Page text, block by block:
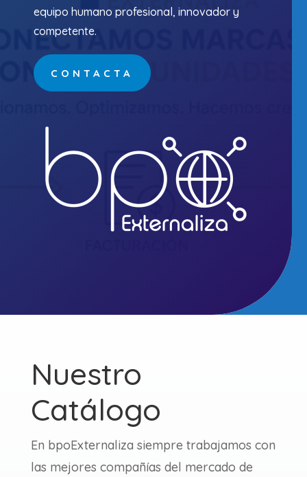
equipo humano profesional, innovador y
competente.
CONTACTA
Nuestro
Catálogo
En bpoExternaliza siempre trabajamos con
las mejores compañías del mercado de